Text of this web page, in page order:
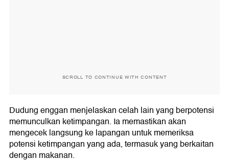
SCROLL TO CONTINUE WITH CONTENT
Dudung enggan menjelaskan celah lain yang berpotensi
memunculkan ketimpangan. Ia memastikan akan
mengecek langsung ke lapangan untuk memeriksa
potensi ketimpangan yang ada, termasuk yang berkaitan
dengan makanan.